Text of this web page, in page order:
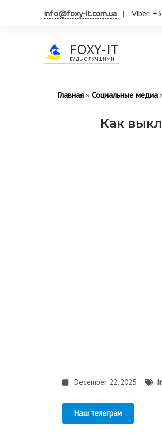
info@foxy-it.com.ua Viber:
FOXY-IT
БУДЬ С ЛУЧШИМИ
Главная » Социальные медиа
Как
December 22, 2025
Наш телеграм